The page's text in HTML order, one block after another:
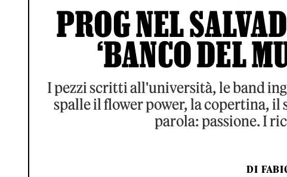
PROG NEL
‘BANCO DEL
I pezzi scritti all'università, le band
spalle il flower power, la copertina, il
parola: passione. I
DI